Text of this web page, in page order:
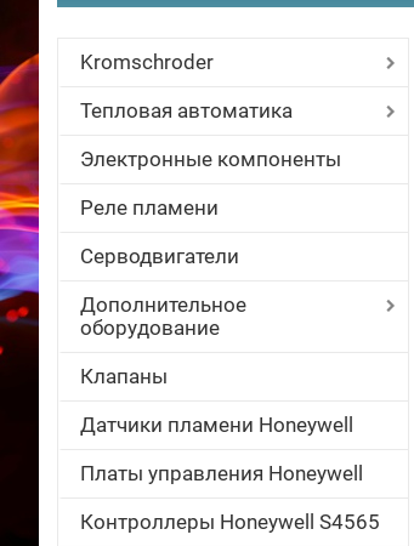
Kromschroder
Тепловая автоматика
Электронные компоненты
Реле пламени
Серводвигатели
Дополнительное
оборудование
Клапаны
Датчики пламени Honeywell
Платы управления Honeywell
Контроллеры Honeywell S4565